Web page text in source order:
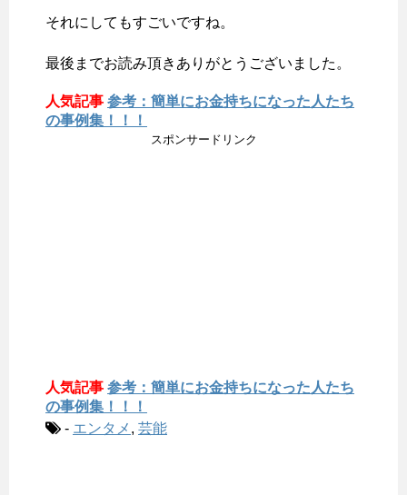
それにしてもすごいですね。
最後までお読み頂きありがとうございました。
人気記事 参考：簡単にお金持ちになった人たち
の事例集！！！
スポンサードリンク
人気記事 参考：簡単にお金持ちになった人たち
の事例集！！！
- エンタメ , 芸能